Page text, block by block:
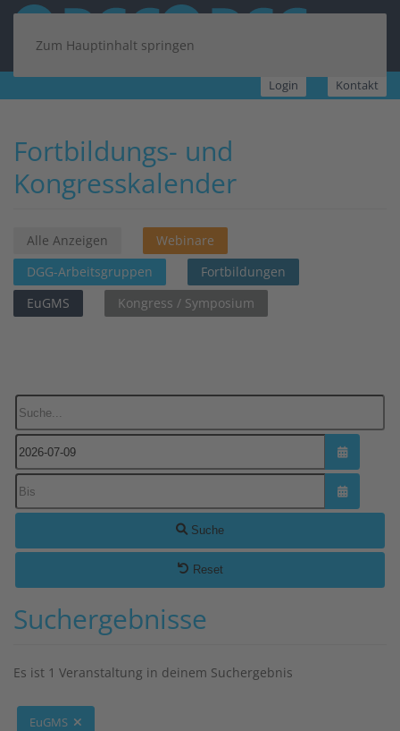
Zum Hauptinhalt springen
Login Kontakt
Fortbildungs- und
Kongresskalender
Alle Anzeigen
Webinare
DGG-Arbeitsgruppen
Fortbildungen
EuGMS
Kongress / Symposium
Suche...
Kalender
Kalender
Suche
Reset
Suchergebnisse
Es ist 1 Veranstaltung in deinem Suchergebnis
EuGMS